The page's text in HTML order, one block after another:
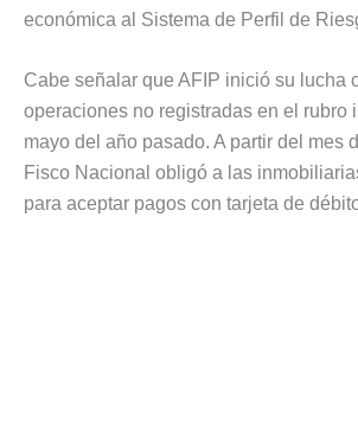
económica al Sistema de Perfil de
Cabe señalar que AFIP inició su lucha
operaciones no registradas en el rubro
mayo del año pasado. A partir del mes
Fisco Nacional obligó a las
para aceptar pagos con tarjeta de